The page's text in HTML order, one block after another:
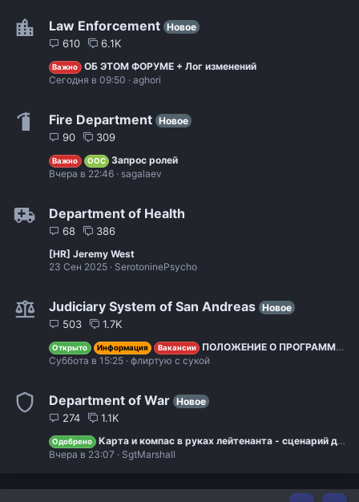
Law Enforcement Новое
610 6.1K
Важно
ОБ ЭТОМ ФОРУМЕ + Лог изменений
Сегодня в 09:50
aghori
Fire Department Новое
90 309
Важно OOC
Запрос ролей
Вчера в 22:46
sagalaev
Department of Health
68 386
[HR] Jeremy West
23 Сен 2025
SerotoninePsycho
Judiciary System of San Andreas Новое
503 1.7K
Открыто Информация Вакансии
ПОЛОЖЕНИЕ О ПРОГРАММЕ ПРОФЕССИОНАЛЬНОЙ ПОДГОТОВКИ (LOSP)
Суббота в 15:25 флиртую с сукой
Department of War Новое
274 1.1K
Одобрено
Карта и компас в руках лейтенанта - сценарий для приключений
Вчера в 23:07
SgtMarshall